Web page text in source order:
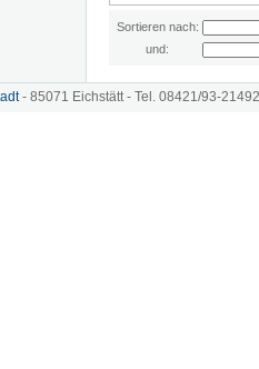
Sortieren nach:
und:
- 85071 Eichstätt - Tel. 08421/93-